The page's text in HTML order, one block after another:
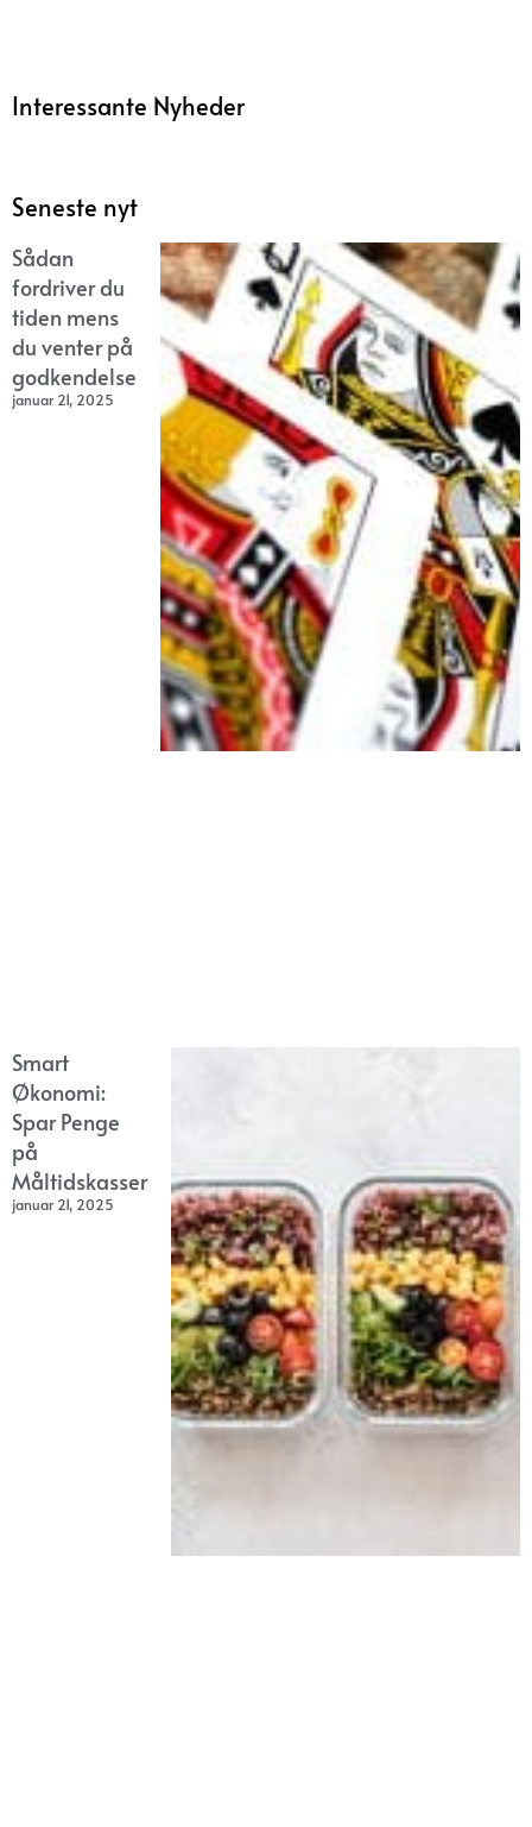
Interessante Nyheder
Seneste nyt
Sådan
fordriver du
tiden mens
du venter på
godkendelse
januar 21, 2025
Smart
Økonomi:
Spar Penge
på
Måltidskasser
januar 21, 2025